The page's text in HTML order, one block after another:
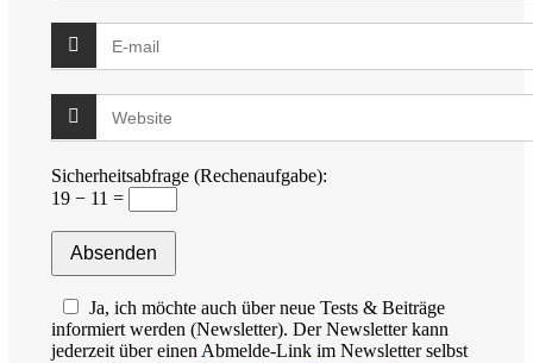
Sicherheitsabfrage (Rechenaufgabe):
19 − 11 =
Ja, ich möchte auch über neue Tests & Beiträge
informiert werden (Newsletter). Der Newsletter kann
jederzeit über einen Abmelde-Link im Newsletter selbst